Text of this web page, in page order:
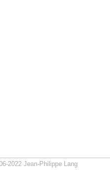
2022 Jean-Philippe Lang